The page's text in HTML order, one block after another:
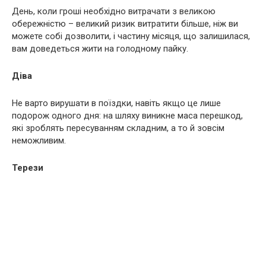
День, коли гроші необхідно витрачати з великою
обережністю – великий ризик витратити більше, ніж ви
можете собі дозволити, і частину місяця, що залишилася,
вам доведеться жити на голодному пайку.
Діва
Не варто вирушати в поїздки, навіть якщо це лише
подорож одного дня: на шляху виникне маса перешкод,
які зроблять пересуванням складним, а то й зовсім
неможливим.
Терези